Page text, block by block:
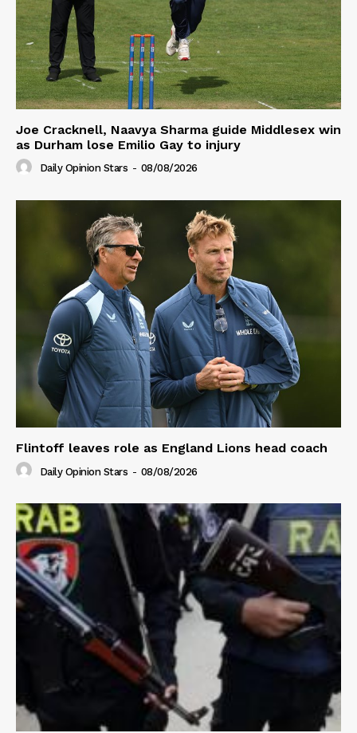
Joe Cracknell, Naavya Sharma guide Middlesex win
as Durham lose Emilio Gay to injury
Daily Opinion Stars - 08/08/2026
Flintoff leaves role as England Lions head coach
Daily Opinion Stars - 08/08/2026